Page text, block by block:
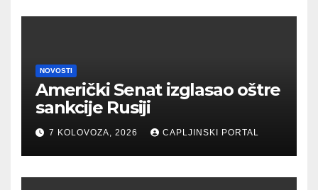
NOVOSTI
Američki Senat izglasao oštre
sankcije Rusiji
7 KOLOVOZA, 2026 CAPLJINSKI PORTAL